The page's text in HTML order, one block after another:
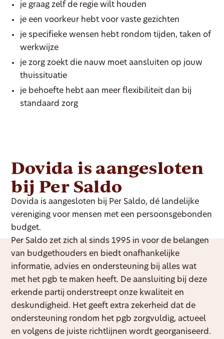
je graag zelf de regie wilt houden
je een voorkeur hebt voor vaste gezichten
je specifieke wensen hebt rondom tijden, taken of
werkwijze
je zorg zoekt die nauw moet aansluiten op jouw
thuissituatie
je behoefte hebt aan meer flexibiliteit dan bij
standaard zorg
Dovida is aangesloten
bij Per Saldo
Dovida is aangesloten bij Per Saldo, dé landelijke
vereniging voor mensen met een persoonsgebonden
budget.
Per Saldo zet zich al sinds 1995 in voor de belangen
van budgethouders en biedt onafhankelijke
informatie, advies en ondersteuning bij alles wat
met het pgb te maken heeft. De aansluiting bij deze
erkende partij onderstreept onze kwaliteit en
deskundigheid. Het geeft extra zekerheid dat de
ondersteuning rondom het pgb zorgvuldig, actueel
en volgens de juiste richtlijnen wordt georganiseerd.